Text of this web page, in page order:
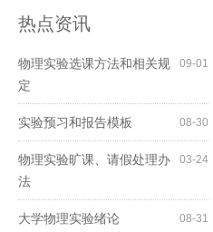
热点资讯
09-01
物理实验选课方法和相关规
定
08-30
实验预习和报告模板
03-24
物理实验旷课、请假处理办
法
08-31
大学物理实验绪论